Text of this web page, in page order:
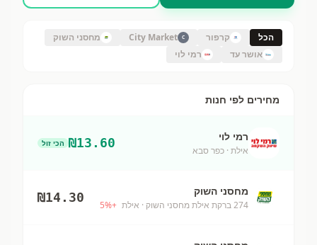
הכל קרפור C
City Market
מחסני השוק
אושר עד
רמי לוי
מחירים לפי חנות
רמי לוי
אילת · כפר סבא
₪13.60 הכי זול
מחסני השוק
274 ברקת אילת מחסני השוק · אילת +
5%
₪14.30